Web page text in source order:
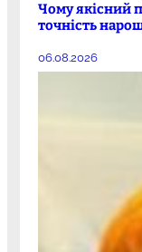
Чому якісний
точність
06.08.2026